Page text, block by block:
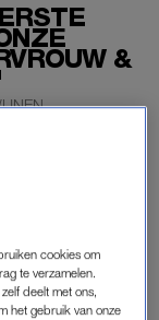
&
makers van
buurvrouwen
ingewikkeld.
leven en dat
cookies om
te verzamelen.
deelt met ons,
het gebruik van onze